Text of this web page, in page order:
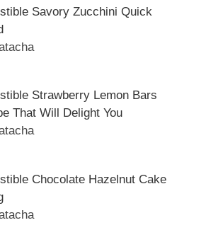
Savory Zucchini Quick
Strawberry Lemon Bars
That Will Delight You
Chocolate Hazelnut Cake